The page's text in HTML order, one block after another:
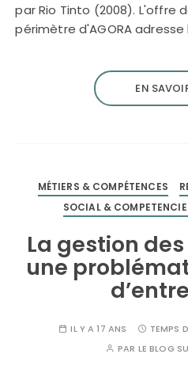
par Rio Tinto (2008). L'offre
périmètre d'AGORA
EN
MÉTIERS & COMPÉTENCES
SOCIAL &
La gestion
une
IL Y A 17 ANS TEMPS
PAR LE BLOG